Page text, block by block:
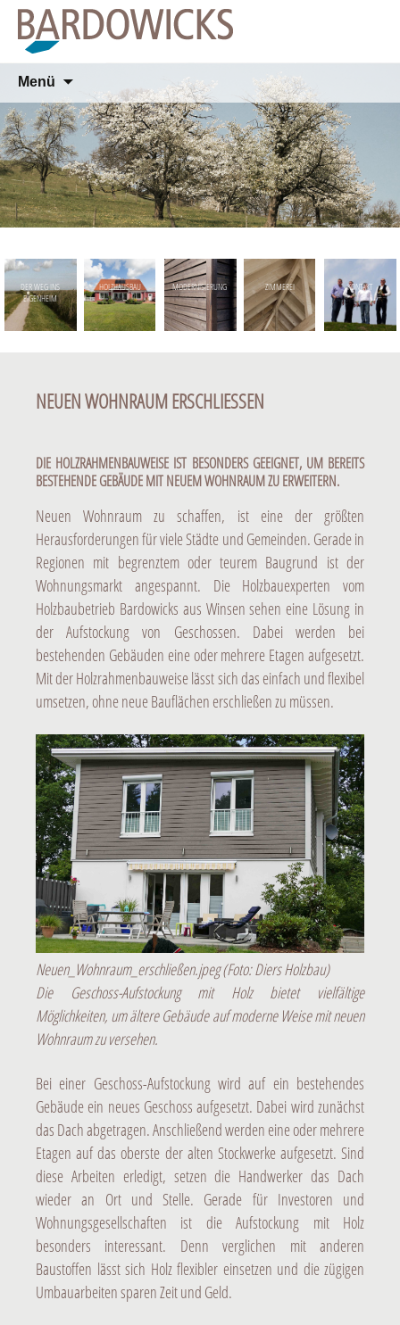
Menü
zum
Inhalt
DER WEG INS
EIGENHEIM
HOLZHAUSBAU MODERNISIERUNG ZIMMEREI KONTAKT
NEUEN WOHNRAUM ERSCHLIESSEN
DIE HOLZRAHMENBAUWEISE IST BESONDERS GEEIGNET, UM BEREITS
BESTEHENDE GEBÄUDE MIT NEUEM WOHNRAUM ZU ERWEITERN.
Neuen Wohnraum zu schaffen, ist eine der größten
Herausforderungen für viele Städte und Gemeinden. Gerade in
Regionen mit begrenztem oder teurem Baugrund ist der
Wohnungsmarkt angespannt. Die Holzbauexperten vom
Holzbaubetrieb Bardowicks aus Winsen sehen eine Lösung in
der Aufstockung von Geschossen. Dabei werden bei
bestehenden Gebäuden eine oder mehrere Etagen aufgesetzt.
Mit der Holzrahmenbauweise lässt sich das einfach und flexibel
umsetzen, ohne neue Bauflächen erschließen zu müssen.
Neuen_Wohnraum_erschließen.jpeg(Foto: Diers Holzbau)
Die Geschoss-Aufstockung mit Holz bietet vielfältige
Möglichkeiten, um ältere Gebäude auf moderne Weise mit neuen
Wohnraum zu versehen.
Bei einer Geschoss-Aufstockung wird auf ein bestehendes
Gebäude ein neues Geschoss aufgesetzt. Dabei wird zunächst
das Dach abgetragen. Anschließend werden eine oder mehrere
Etagen auf das oberste der alten Stockwerke aufgesetzt. Sind
diese Arbeiten erledigt, setzen die Handwerker das Dach
wieder an Ort und Stelle. Gerade für Investoren und
Wohnungsgesellschaften ist die Aufstockung mit Holz
besonders interessant. Denn verglichen mit anderen
Baustoffen lässt sich Holz flexibler einsetzen und die zügigen
Umbauarbeiten sparen Zeit und Geld.